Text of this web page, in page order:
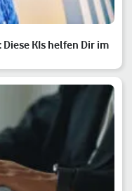
KIs helfen Dir im